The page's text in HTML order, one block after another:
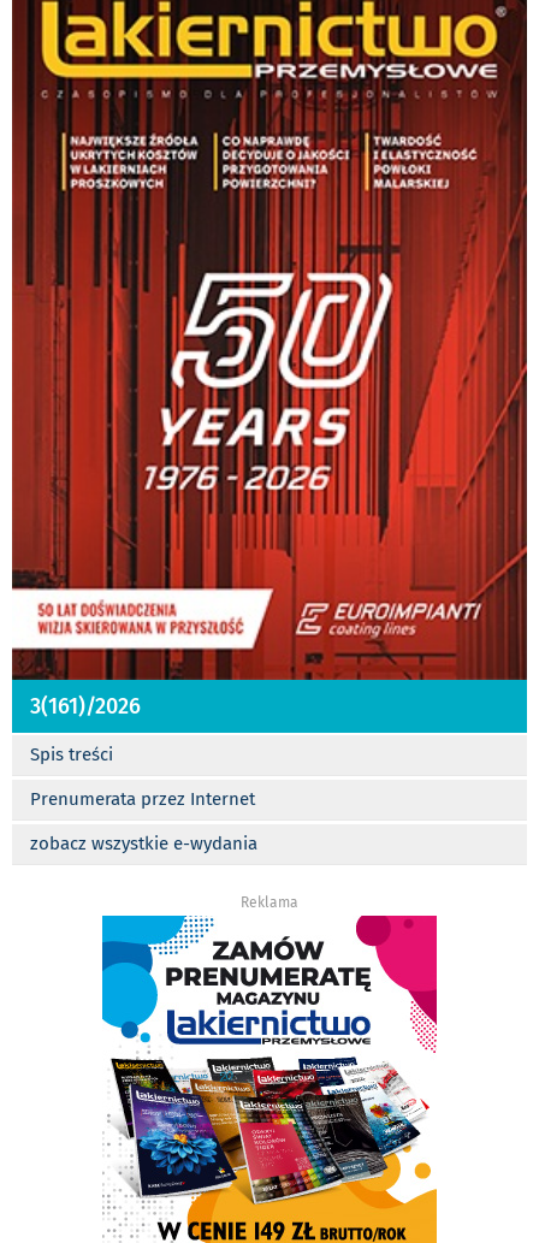
3(161)/2026
Spis treści
Prenumerata przez Internet
zobacz wszystkie e-wydania
Reklama